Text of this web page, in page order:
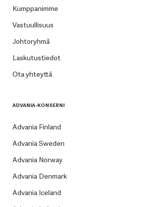
Kumppanimme
Vastuullisuus
Johtoryhmä
Laskutustiedot
Ota yhteyttä
ADVANIA-KONSERNI
Advania Finland
Advania Sweden
Advania Norway
Advania Denmark
Advania Iceland